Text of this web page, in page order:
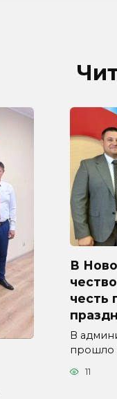
В
честь
В
прошло
11